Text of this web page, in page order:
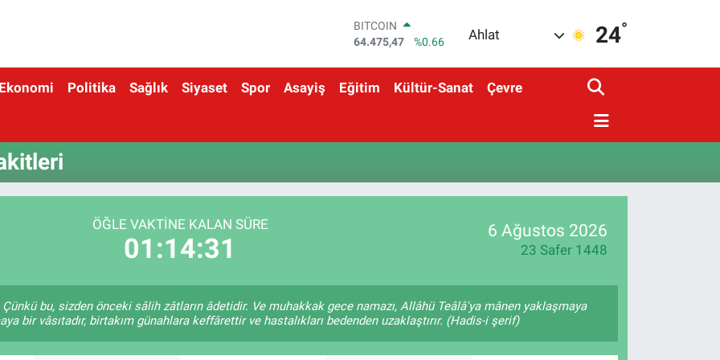
BITCOIN
64.475,47
%0.66
EURO
BİST100
Ahlat 24°
Ekonomi Politika Sağlık Siyaset Spor Asayiş Eğitim Kültür-Sanat Çevre
ÖĞLE VAKTINE KALAN SÜRE
01:14:31
6 Ağustos 2026
23 Safer 1448
bu, sizden önceki sâlih zâtların âdetidir. Ve muhakkak gece namazı, Allâhü Teâlâ'ya mânen yaklaşmaya
bir vâsıtadır, birtakım günahlara keffârettir ve hastalıkları bedenden uzaklaştırır. (Hadis-i şerif)